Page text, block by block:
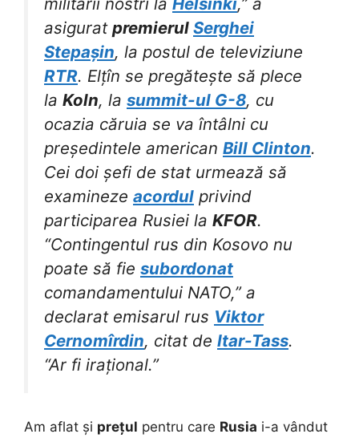
asigurat premierul Serghei
Stepașin, la postul de televiziune
RTR. Elțîn se pregătește să plece
la Koln, la summit-ul G-8, cu
ocazia căruia se va întâlni cu
președintele american Bill Clinton.
Cei doi șefi de stat urmează să
examineze acordul privind
participarea Rusiei la KFOR.
“Contingentul rus din Kosovo nu
poate să fie subordonat
comandamentului NATO,” a
declarat emisarul rus Viktor
Cernomîrdin, citat de Itar-Tass.
“Ar fi irațional.”
Am aflat și prețul pentru care Rusia i-a vândut